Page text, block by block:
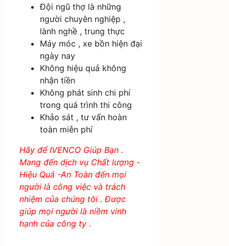
Đội ngũ thợ là những
người chuyên nghiệp ,
lành nghề , trung thực
Máy móc , xe bồn hiện đại
ngày nay
Không hiệu quả không
nhận tiền
Không phát sinh chi phí
trong quá trình thi công
Khảo sát , tư vấn hoàn
toàn miễn phí
Hãy để IVENCO Giúp Bạn .
Mang đến dịch vụ Chất lượng -
Hiệu Quả -An Toàn đến mọi
người là công việc và trách
nhiệm của chúng tôi . Được
giúp mọi người là niềm vinh
hạnh của công ty .